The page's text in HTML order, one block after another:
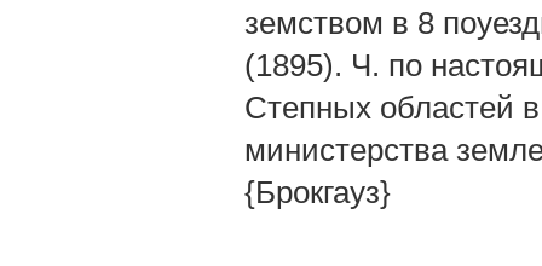
земством в 8
(1895). Ч. по
Степных областей
министерства
{Брокгауз}